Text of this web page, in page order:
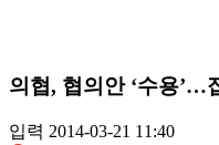
의협, 협의안 ‘수용’…
입력 2014-03-21 11:40